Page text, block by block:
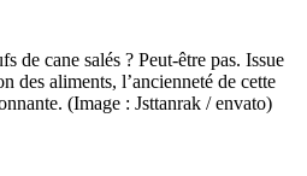
de cane salés ? Peut-être pas. Issue
des aliments, l’ancienneté de cette
(Image : Jsttanrak / envato)